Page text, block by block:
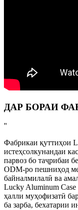
ДАР БОРАИ
''
Фабрикаи қуттиҳои
истеҳсолкунандаи
парвоз бо таҷрибаи
ODM-ро пешниҳод
байналмилалӣ ва
Lucky Aluminum
ҳалли муҳофизатӣ
ба зарба, бехатарии